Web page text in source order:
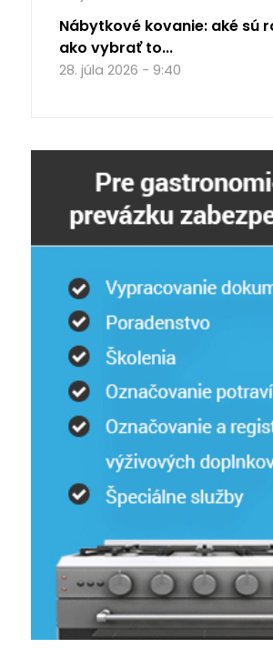
Nábytkové kovanie: aké sú
ako vybrať to...
28. júla 2026 - 9:40